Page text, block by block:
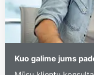
Kuo galime jums